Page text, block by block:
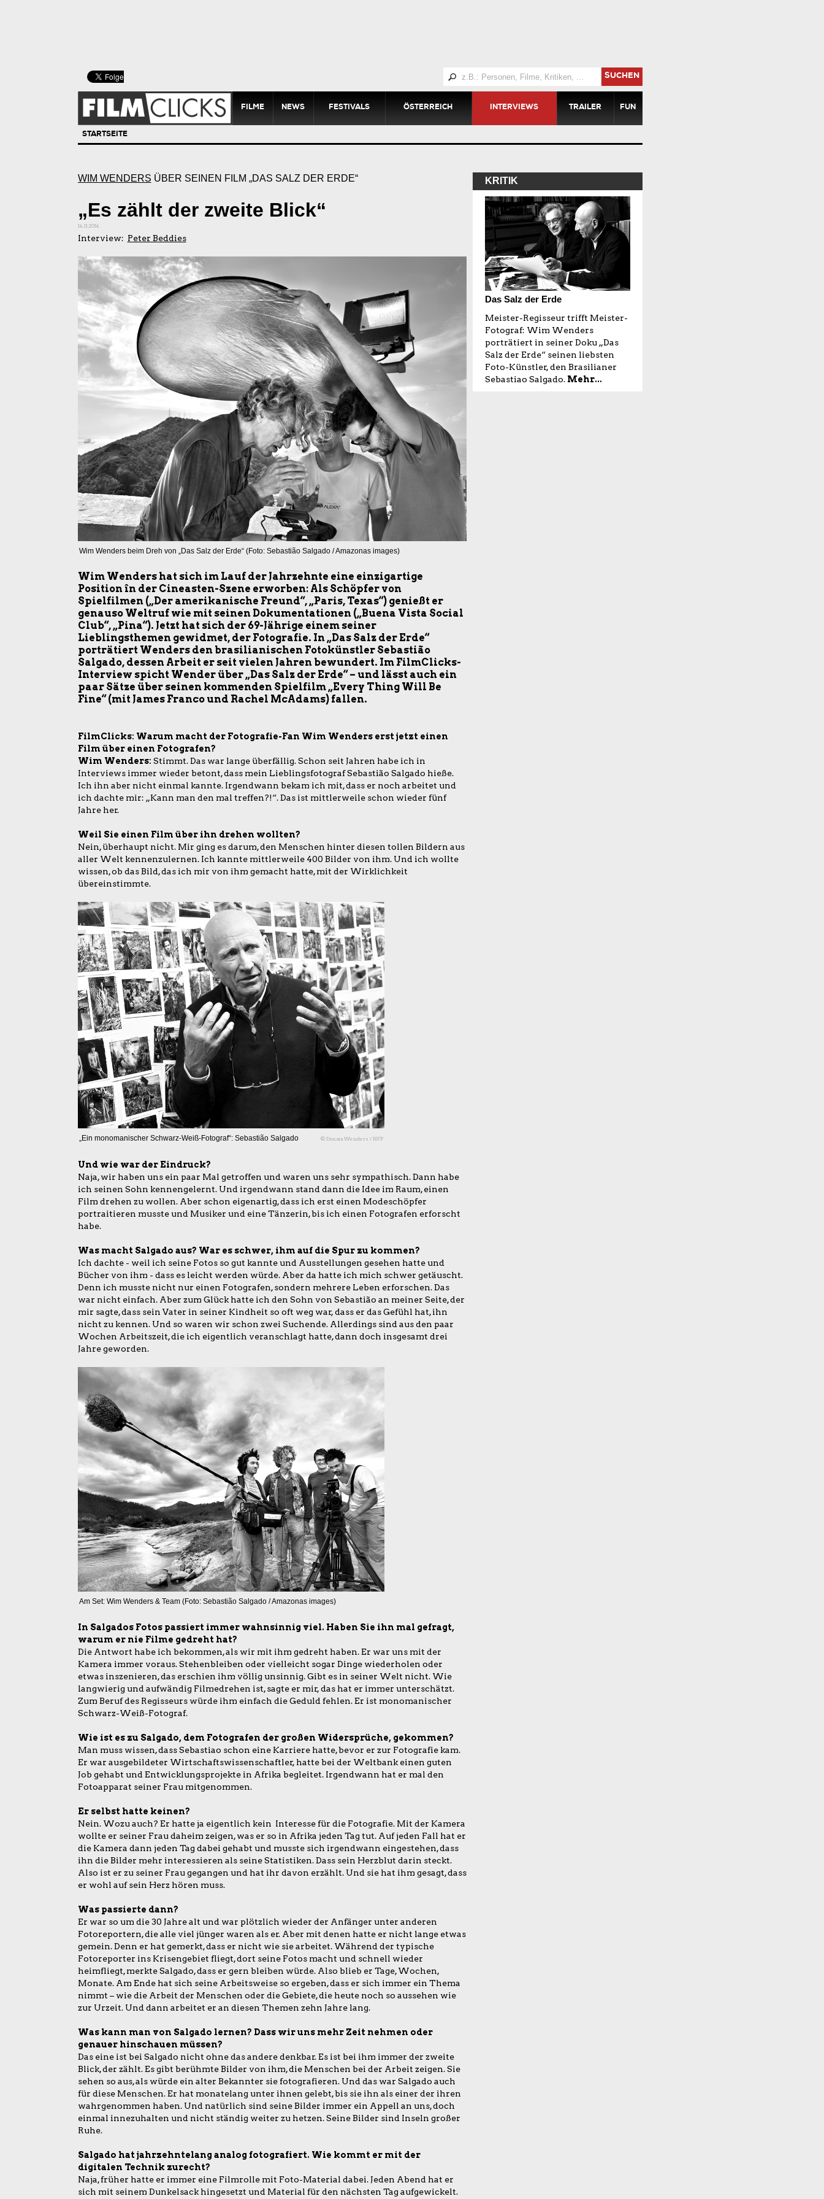
SUCHEN
FILME NEWS FESTIVALS ÖSTERREICH INTERVIEWS TRAILER FUN
STARTSEITE
WIM WENDERS ÜBER SEINEN FILM „DAS SALZ DER ERDE“
„Es zählt der zweite Blick“
14.11.2014
Interview: Peter Beddies
Wim Wenders beim Dreh von „Das Salz der Erde“ (Foto: Sebastião Salgado / Amazonas images)
Wim Wenders hat sich im Lauf der Jahrzehnte eine einzigartige
Position în der Cineasten-Szene erworben: Als Schöpfer von
Spielfilmen („Der amerikanische Freund“, „Paris, Texas“) genießt er
genauso Weltruf wie mit seinen Dokumentationen („Buena Vista Social
Club“, „Pina“). Jetzt hat sich der 69-Jährige einem seiner
Lieblingsthemen gewidmet, der Fotografie. In „Das Salz der Erde“
porträtiert Wenders den brasilianischen Fotokünstler Sebastião
Salgado, dessen Arbeit er seit vielen Jahren bewundert. Im FilmClicks-
Interview spicht Wender über „Das Salz der Erde“ – und lässt auch ein
paar Sätze über seinen kommenden Spielfilm „Every Thing Will Be
Fine“ (mit James Franco und Rachel McAdams) fallen.
FilmClicks: Warum macht der Fotografie-Fan Wim Wenders erst jetzt einen
Film über einen Fotografen?
Wim Wenders: Stimmt. Das war lange überfällig. Schon seit Jahren habe ich in
Interviews immer wieder betont, dass mein Lieblingsfotograf Sebastião Salgado hieße.
Ich ihn aber nicht einmal kannte. Irgendwann bekam ich mit, dass er noch arbeitet und
ich dachte mir: „Kann man den mal treffen?!“. Das ist mittlerweile schon wieder fünf
Jahre her.
Weil Sie einen Film über ihn drehen wollten?
Nein, überhaupt nicht. Mir ging es darum, den Menschen hinter diesen tollen Bildern aus
aller Welt kennenzulernen. Ich kannte mittlerweile 400 Bilder von ihm. Und ich wollte
wissen, ob das Bild, das ich mir von ihm gemacht hatte, mit der Wirklichkeit
übereinstimmte.
„Ein monomanischer Schwarz-Weiß-Fotograf“: Sebastião Salgado © Donata Wenders / NFP
Und wie war der Eindruck?
Naja, wir haben uns ein paar Mal getroffen und waren uns sehr sympathisch. Dann habe
ich seinen Sohn kennengelernt. Und irgendwann stand dann die Idee im Raum, einen
Film drehen zu wollen. Aber schon eigenartig, dass ich erst einen Modeschöpfer
portraitieren musste und Musiker und eine Tänzerin, bis ich einen Fotografen erforscht
habe.
Was macht Salgado aus? War es schwer, ihm auf die Spur zu kommen?
Ich dachte - weil ich seine Fotos so gut kannte und Ausstellungen gesehen hatte und
Bücher von ihm - dass es leicht werden würde. Aber da hatte ich mich schwer getäuscht.
Denn ich musste nicht nur einen Fotografen, sondern mehrere Leben erforschen. Das
war nicht einfach. Aber zum Glück hatte ich den Sohn von Sebastião an meiner Seite, der
mir sagte, dass sein Vater in seiner Kindheit so oft weg war, dass er das Gefühl hat, ihn
nicht zu kennen. Und so waren wir schon zwei Suchende. Allerdings sind aus den paar
Wochen Arbeitszeit, die ich eigentlich veranschlagt hatte, dann doch insgesamt drei
Jahre geworden.
Am Set: Wim Wenders & Team (Foto: Sebastião Salgado / Amazonas images)
In Salgados Fotos passiert immer wahnsinnig viel. Haben Sie ihn mal gefragt,
warum er nie Filme gedreht hat?
Die Antwort habe ich bekommen, als wir mit ihm gedreht haben. Er war uns mit der
Kamera immer voraus. Stehenbleiben oder vielleicht sogar Dinge wiederholen oder
etwas inszenieren, das erschien ihm völlig unsinnig. Gibt es in seiner Welt nicht. Wie
langwierig und aufwändig Filmedrehen ist, sagte er mir, das hat er immer unterschätzt.
Zum Beruf des Regisseurs würde ihm einfach die Geduld fehlen. Er ist monomanischer
Schwarz-Weiß-Fotograf.
Wie ist es zu Salgado, dem Fotografen der großen Widersprüche, gekommen?
Man muss wissen, dass Sebastiao schon eine Karriere hatte, bevor er zur Fotografie kam.
Er war ausgebildeter Wirtschaftswissenschaftler, hatte bei der Weltbank einen guten
Job gehabt und Entwicklungsprojekte in Afrika begleitet. Irgendwann hat er mal den
Fotoapparat seiner Frau mitgenommen.
Er selbst hatte keinen?
Nein. Wozu auch? Er hatte ja eigentlich kein Interesse für die Fotografie. Mit der Kamera
wollte er seiner Frau daheim zeigen, was er so in Afrika jeden Tag tut. Auf jeden Fall hat er
die Kamera dann jeden Tag dabei gehabt und musste sich irgendwann eingestehen, dass
ihn die Bilder mehr interessieren als seine Statistiken. Dass sein Herzblut darin steckt.
Also ist er zu seiner Frau gegangen und hat ihr davon erzählt. Und sie hat ihm gesagt, dass
er wohl auf sein Herz hören muss.
Was passierte dann?
Er war so um die 30 Jahre alt und war plötzlich wieder der Anfänger unter anderen
Fotoreportern, die alle viel jünger waren als er. Aber mit denen hatte er nicht lange etwas
gemein. Denn er hat gemerkt, dass er nicht wie sie arbeitet. Während der typische
Fotoreporter ins Krisengebiet fliegt, dort seine Fotos macht und schnell wieder
heimfliegt, merkte Salgado, dass er gern bleiben würde. Also blieb er Tage, Wochen,
Monate. Am Ende hat sich seine Arbeitsweise so ergeben, dass er sich immer ein Thema
nimmt – wie die Arbeit der Menschen oder die Gebiete, die heute noch so aussehen wie
zur Urzeit. Und dann arbeitet er an diesen Themen zehn Jahre lang.
Was kann man von Salgado lernen? Dass wir uns mehr Zeit nehmen oder
genauer hinschauen müssen?
Das eine ist bei Salgado nicht ohne das andere denkbar. Es ist bei ihm immer der zweite
Blick, der zählt. Es gibt berühmte Bilder von ihm, die Menschen bei der Arbeit zeigen. Sie
sehen so aus, als würde ein alter Bekannter sie fotografieren. Und das war Salgado auch
für diese Menschen. Er hat monatelang unter ihnen gelebt, bis sie ihn als einer der ihren
wahrgenommen haben. Und natürlich sind seine Bilder immer ein Appell an uns, doch
einmal innezuhalten und nicht ständig weiter zu hetzen. Seine Bilder sind Inseln großer
Ruhe.
Salgado hat jahrzehntelang analog fotografiert. Wie kommt er mit der
digitalen Technik zurecht?
Naja, früher hatte er immer eine Filmrolle mit Foto-Material dabei. Jeden Abend hat er
sich mit seinem Dunkelsack hingesetzt und Material für den nächsten Tag aufgewickelt.
KRITIK
Das Salz der Erde
Meister-Regisseur trifft Meister-
Fotograf: Wim Wenders
porträtiert in seiner Doku „Das
Salz der Erde“ seinen liebsten
Foto-Künstler, den Brasilianer
Sebastiao Salgado. Mehr...